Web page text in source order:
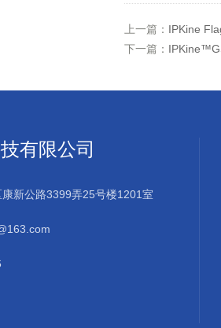
上一篇： IPKine
下一篇：
有限公司
新公路3399弄25号楼1201室